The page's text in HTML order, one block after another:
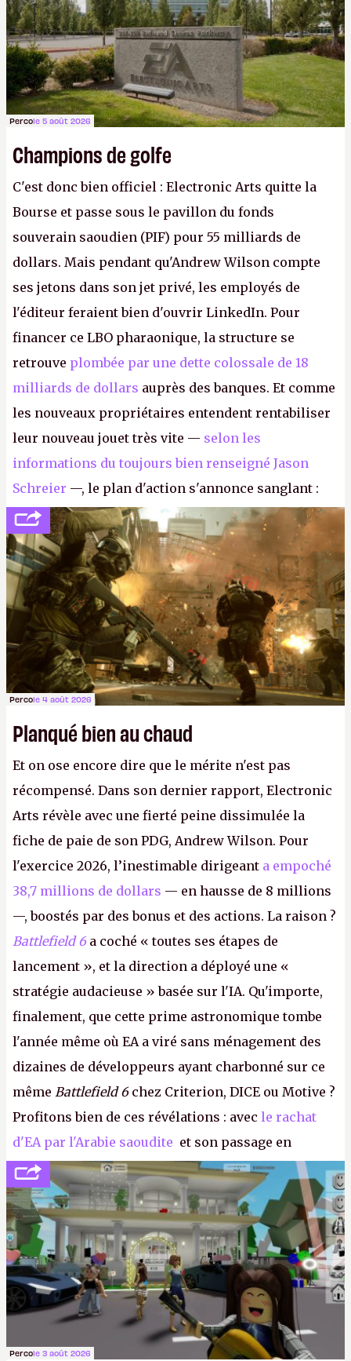
Gabe Newell aussi facilement.P.
Percole 5 août 2026
Champions de golfe
C'est donc bien officiel : Electronic Arts quitte la
Bourse et passe sous le pavillon du fonds
souverain saoudien (PIF) pour 55 milliards de
dollars. Mais pendant qu'Andrew Wilson compte
ses jetons dans son jet privé, les employés de
l'éditeur feraient bien d'ouvrir LinkedIn. Pour
financer ce LBO pharaonique, la structure se
retrouve plombée par une dette colossale de 18
milliards de dollars auprès des banques. Et comme
les nouveaux propriétaires entendent rentabiliser
leur nouveau jouet très vite — selon les
informations du toujours bien renseigné Jason
Schreier —, le plan d'action s'annonce sanglant :
réductions de coûts drastiques, fermetures de
studios et licenciements massifs. En gros, essorer
FCetBattlefield, puis virer le reste.P.
Percole 4 août 2026
Planqué bien au chaud
Et on ose encore dire que le mérite n'est pas
récompensé. Dans son dernier rapport, Electronic
Arts révèle avec une fierté peine dissimulée la
fiche de paie de son PDG, Andrew Wilson. Pour
l'exercice 2026, l’inestimable dirigeant a empoché
38,7 millions de dollars — en hausse de 8 millions
—, boostés par des bonus et des actions. La raison ?
Battlefield 6 a coché « toutes ses étapes de
lancement », et la direction a déployé une «
stratégie audacieuse » basée sur l'IA. Qu'importe,
finalement, que cette prime astronomique tombe
l'année même où EA a viré sans ménagement des
dizaines de développeurs ayant charbonné sur ce
même Battlefield 6chez Criterion, DICE ou Motive ?
Profitons bien de ces révélations : avec le rachat
d'EA par l'Arabie saoudite et son passage en
société privée, l'éditeur n'aura bientôt plus
l'obligation de publier ses bilans. Encore une
victoire pour la transparence.P.
Percole 3 août 2026